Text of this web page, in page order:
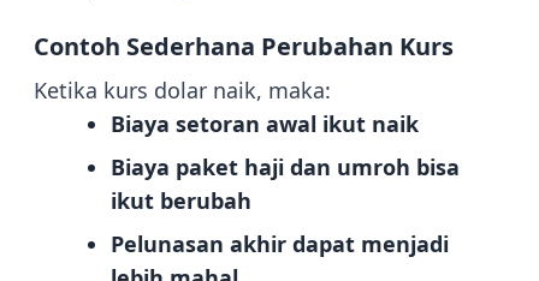
Contoh Sederhana Perubahan Kurs
Ketika kurs dolar naik, maka:
Biaya setoran awal ikut naik
Biaya paket haji dan umroh bisa
ikut berubah
Pelunasan akhir dapat menjadi